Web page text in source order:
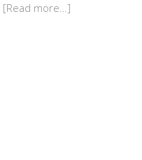
[Read more…]